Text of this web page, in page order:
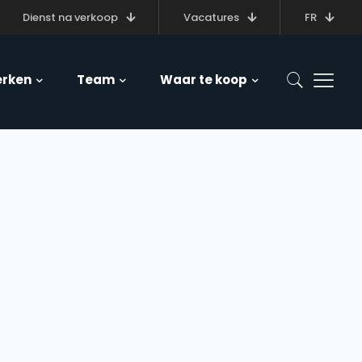
Dienst na verkoop Vacatures FR
Team Waar te koop